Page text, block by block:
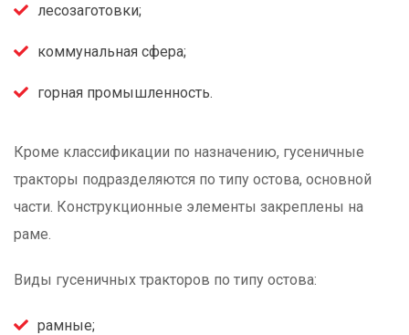
лесозаготовки;
коммунальная сфера;
горная промышленность.
Кроме классификации по назначению, гусеничные
тракторы подразделяются по типу остова, основной
части. Конструкционные элементы закреплены на
раме.
Виды гусеничных тракторов по типу остова:
рамные;